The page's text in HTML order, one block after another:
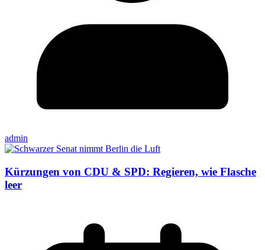
admin
Kürzungen von CDU & SPD: Regieren, wie Flasche
leer